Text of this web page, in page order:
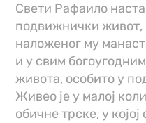
Свети Рафаило
подвижнички живот,
наложеног му
и у свим
живота, особито у
Живео је у малој
обичне трске, у